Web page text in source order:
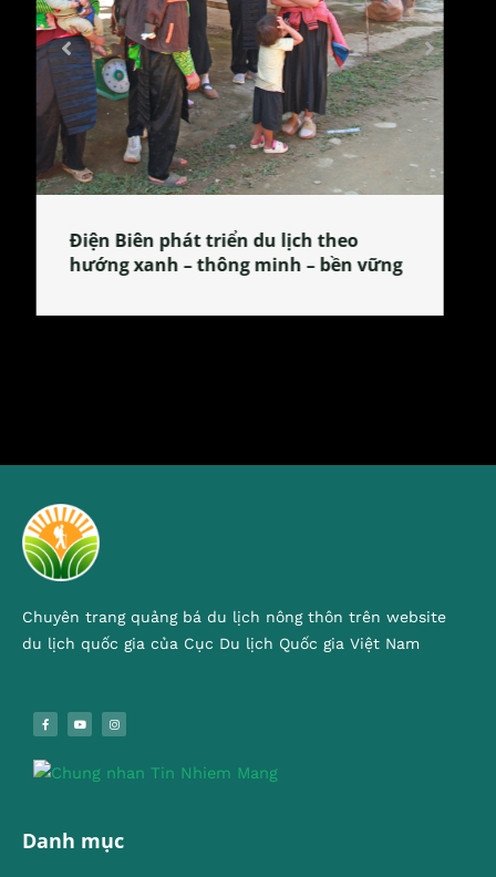
Làng làm bánh tẻ Phú Nhi – nơi lan
tỏa đặc sản xứ Đoài
Chuyên trang quảng bá du lịch nông thôn trên website
du lịch quốc gia của Cục Du lịch Quốc gia Việt Nam
Danh mục